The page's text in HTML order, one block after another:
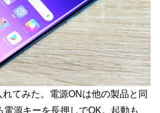
てみた。電源ONは他の製品と同
電源キーを長押しでOK。起動も